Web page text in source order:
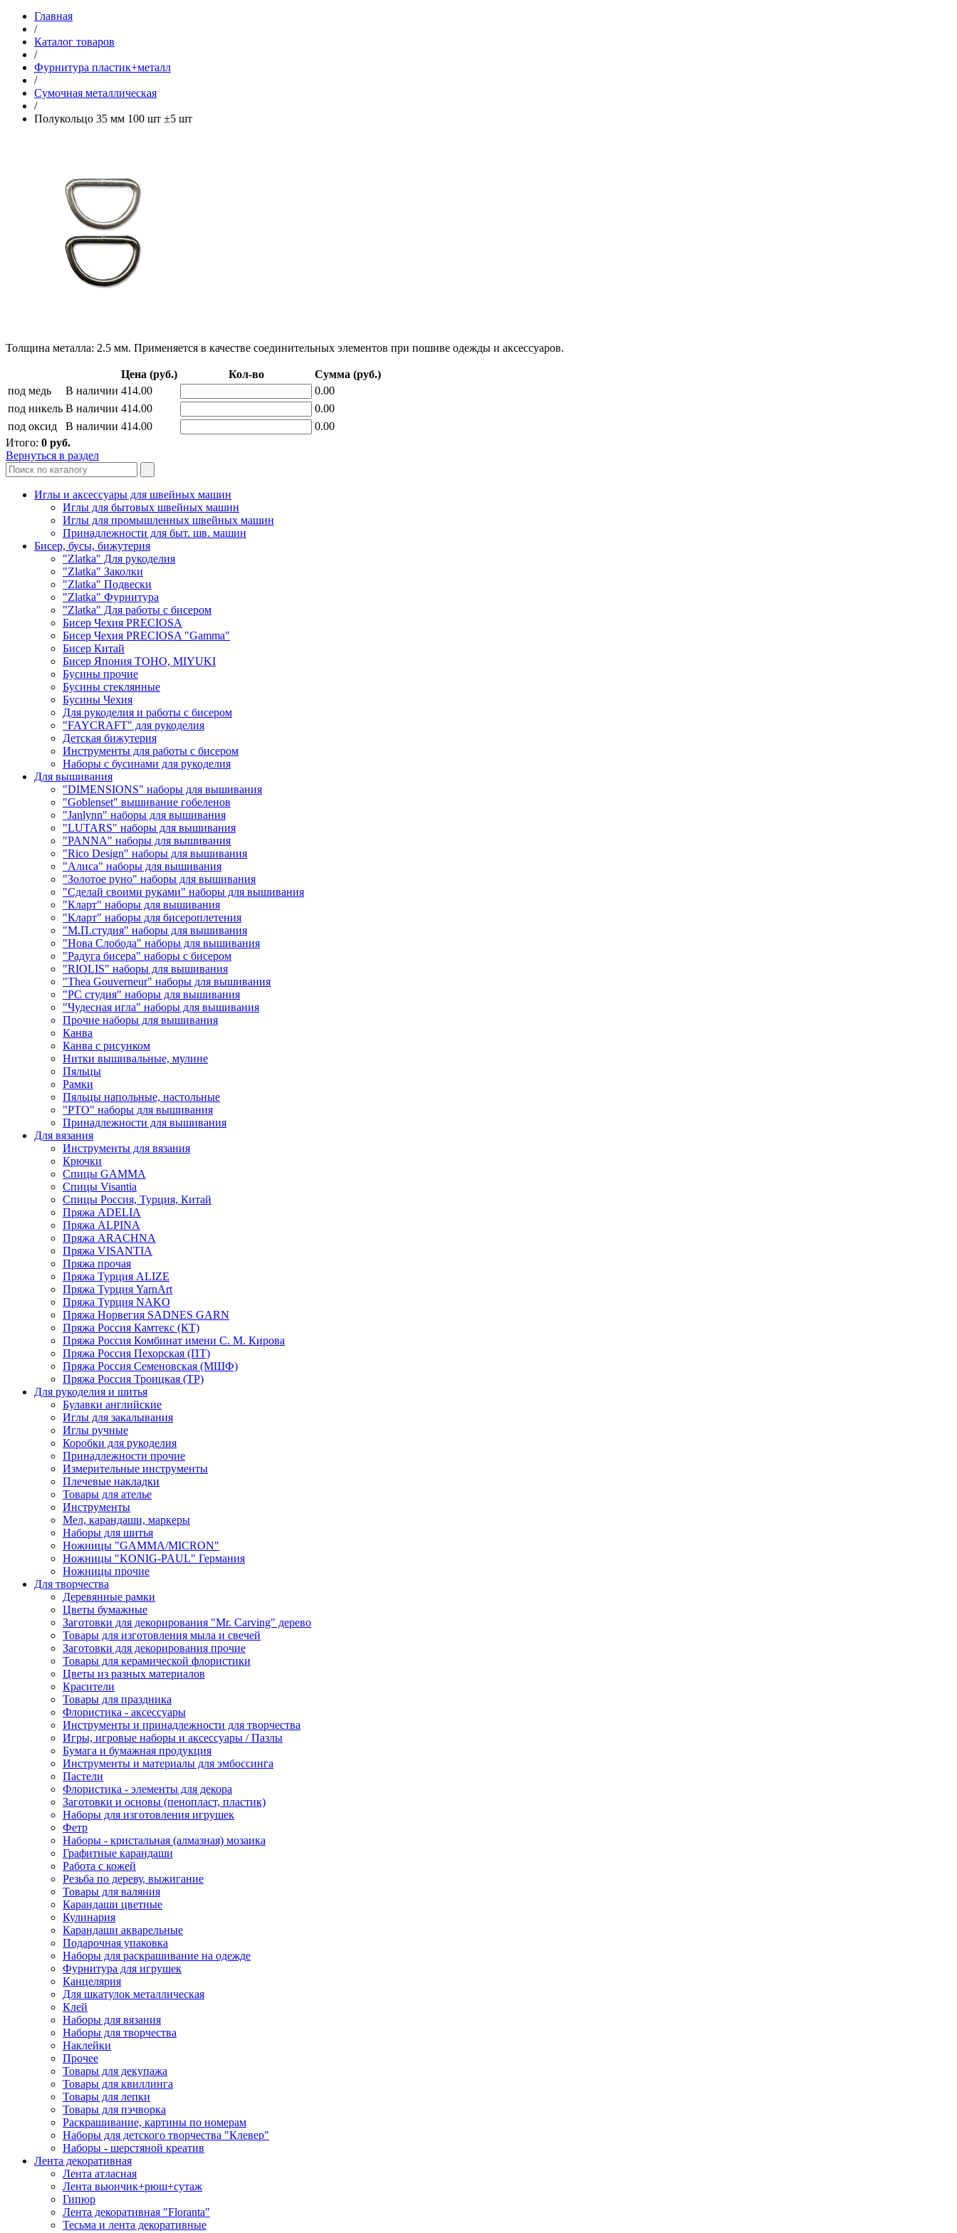
Главная
/
Каталог товаров
/
Фурнитура пластик+металл
/
Сумочная металлическая
/
Полукольцо 35 мм 100 шт ±5 шт
Толщина металла: 2.5 мм. Применяется в качестве соединительных элементов при пошиве одежды и аксессуаров.
Цена (руб.) Кол-во
Сумма (руб.)
под медь
В наличии 414.00
0.00
под никель В наличии 414.00
0.00
под оксид
В наличии 414.00
0.00
Итого: 0 руб.
Вернуться в раздел
Иглы и аксессуары для швейных машин
Иглы для бытовых швейных машин
Иглы для промышленных швейных машин
Принадлежности для быт. шв. машин
Бисер, бусы, бижутерия
"Zlatka" Для рукоделия
"Zlatka" Заколки
"Zlatka" Подвески
"Zlatka" Фурнитура
"Zlatka" Для работы с бисером
Бисер Чехия PRECIOSA
Бисер Чехия PRECIOSA "Gamma"
Бисер Китай
Бисер Япония TOHO, MIYUKI
Бусины прочие
Бусины стеклянные
Бусины Чехия
Для рукоделия и работы с бисером
"FAYCRAFT" для рукоделия
Детская бижутерия
Инструменты для работы с бисером
Наборы с бусинами для рукоделия
Для вышивания
"DIMENSIONS" наборы для вышивания
"Goblenset" вышивание гобеленов
"Janlynn" наборы для вышивания
"LUTARS" наборы для вышивания
"PANNA" наборы для вышивания
"Rico Design" наборы для вышивания
"Алиса" наборы для вышивания
"Золотое руно" наборы для вышивания
"Сделай своими руками" наборы для вышивания
"Кларт" наборы для вышивания
"Кларт" наборы для бисероплетения
"М.П.студия" наборы для вышивания
"Нова Слобода" наборы для вышивания
"Радуга бисера" наборы с бисером
"RIOLIS" наборы для вышивания
"Thea Gouverneur" наборы для вышивания
"РС студия" наборы для вышивания
"Чудесная игла" наборы для вышивания
Прочие наборы для вышивания
Канва
Канва с рисунком
Нитки вышивальные, мулине
Пяльцы
Рамки
Пяльцы напольные, настольные
"РТО" наборы для вышивания
Принадлежности для вышивания
Для вязания
Инструменты для вязания
Крючки
Спицы GAMMA
Спицы Visantia
Спицы Россия, Турция, Китай
Пряжа ADELIA
Пряжа ALPINA
Пряжа ARACHNA
Пряжа VISANTIA
Пряжа прочая
Пряжа Турция ALIZE
Пряжа Турция YarnArt
Пряжа Турция NAKO
Пряжа Норвегия SADNES GARN
Пряжа Россия Камтекс (КТ)
Пряжа Россия Комбинат имени С. М. Кирова
Пряжа Россия Пехорская (ПТ)
Пряжа Россия Семеновская (МШФ)
Пряжа Россия Троицкая (ТР)
Для рукоделия и шитья
Булавки английские
Иглы для закалывания
Иглы ручные
Коробки для рукоделия
Принадлежности прочие
Измерительные инструменты
Плечевые накладки
Товары для ателье
Инструменты
Мел, карандаши, маркеры
Наборы для шитья
Ножницы "GAMMA/MICRON"
Ножницы "KONIG-PAUL" Германия
Ножницы прочие
Для творчества
Деревянные рамки
Цветы бумажные
Заготовки для декорирования "Mr. Carving" дерево
Товары для изготовления мыла и свечей
Заготовки для декорирования прочие
Товары для керамической флористики
Цветы из разных материалов
Красители
Товары для праздника
Флористика - аксессуары
Инструменты и принадлежности для творчества
Игры, игровые наборы и аксессуары / Пазлы
Бумага и бумажная продукция
Инструменты и материалы для эмбоссинга
Пастели
Флористика - элементы для декора
Заготовки и основы (пенопласт, пластик)
Наборы для изготовления игрушек
Фетр
Наборы - кристальная (алмазная) мозаика
Графитные карандаши
Работа с кожей
Резьба по дереву, выжигание
Товары для валяния
Карандаши цветные
Кулинария
Карандаши акварельные
Подарочная упаковка
Наборы для раскрашивание на одежде
Фурнитура для игрушек
Канцелярия
Для шкатулок металлическая
Клей
Наборы для вязания
Наборы для творчества
Наклейки
Прочее
Товары для декупажа
Товары для квиллинга
Товары для лепки
Товары для пэчворка
Раскрашивание, картины по номерам
Наборы для детского творчества "Клевер"
Наборы - шерстяной креатив
Лента декоративная
Лента атласная
Лента вьюнчик+рюш+сутаж
Гипюр
Лента декоративная "Floranta"
Тесьма и лента декоративные